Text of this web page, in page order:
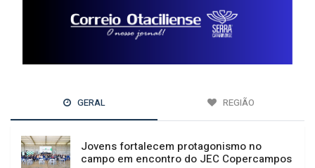
GERAL REGIÃO
Jovens fortalecem protagonismo no
campo em encontro do JEC Copercampos